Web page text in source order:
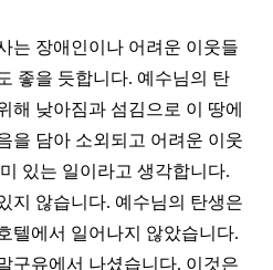
는 장애인이나 어려운 이웃들
좋을 듯합니다. 예수님의 탄
해 낮아짐과 섬김으로 이 땅에
을 담아 소외되고 어려운 이웃
있는 일이라고 생각합니다.
지 않습니다. 예수님의 탄생은
텔에서 일어나지 않았습니다.
구유에서 나셨습니다. 이것은